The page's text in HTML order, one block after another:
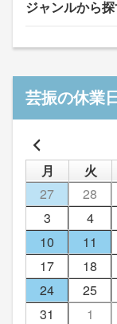
ジャンルから探
芸振の休業日
月 火
27
28
3
4
10
11
17
18
24
25
31
1